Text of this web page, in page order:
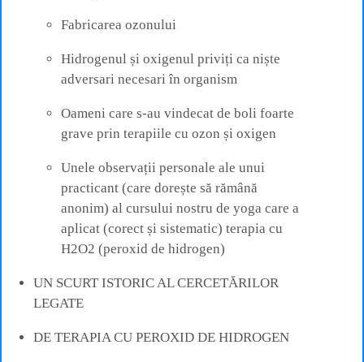
Fabricarea ozonului
Hidrogenul și oxigenul priviți ca niște
adversari necesari în organism
Oameni care s-au vindecat de boli foarte
grave prin terapiile cu ozon și oxigen
Unele observații personale ale unui
practicant (care dorește să rămână
anonim) al cursului nostru de yoga care a
aplicat (corect și sistematic) terapia cu
H2O2 (peroxid de hidrogen)
UN SCURT ISTORIC AL CERCETĂRILOR
LEGATE
DE TERAPIA CU PEROXID DE HIDROGEN